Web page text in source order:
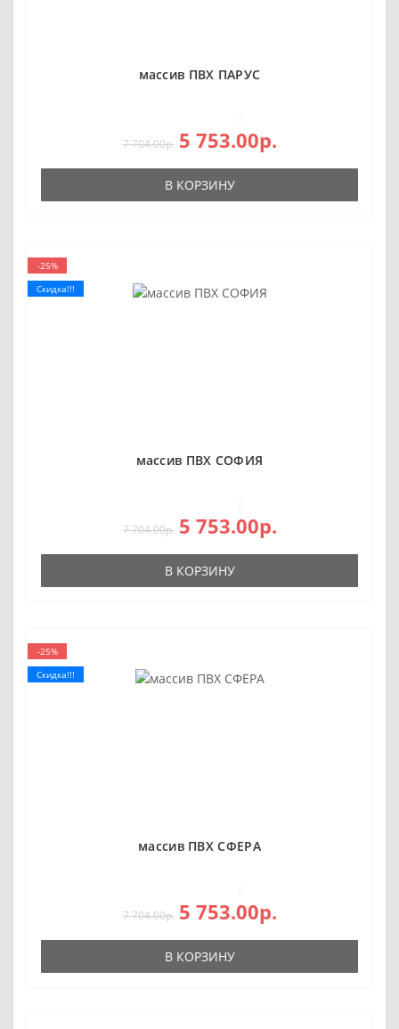
массив ПВХ ПАРУС
7 704.00р. 5 753.00р.
В КОРЗИНУ
-25%
Скидка!!!
массив ПВХ СОФИЯ
7 704.00р. 5 753.00р.
В КОРЗИНУ
-25%
Скидка!!!
массив ПВХ СФЕРА
7 704.00р. 5 753.00р.
В КОРЗИНУ